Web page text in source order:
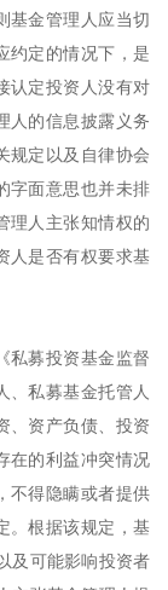
基金管理人应当切
约定的情况下，是
认定投资人没有对
人的信息披露义务
规定以及自律协会
字面意思也并未排
理人主张知情权的
人是否有权要求基
私募投资基金监督
、私募基金托管人
、资产负债、投资
在的利益冲突情况
不得隐瞒或者提供
。根据该规定，基
及可能影响投资者